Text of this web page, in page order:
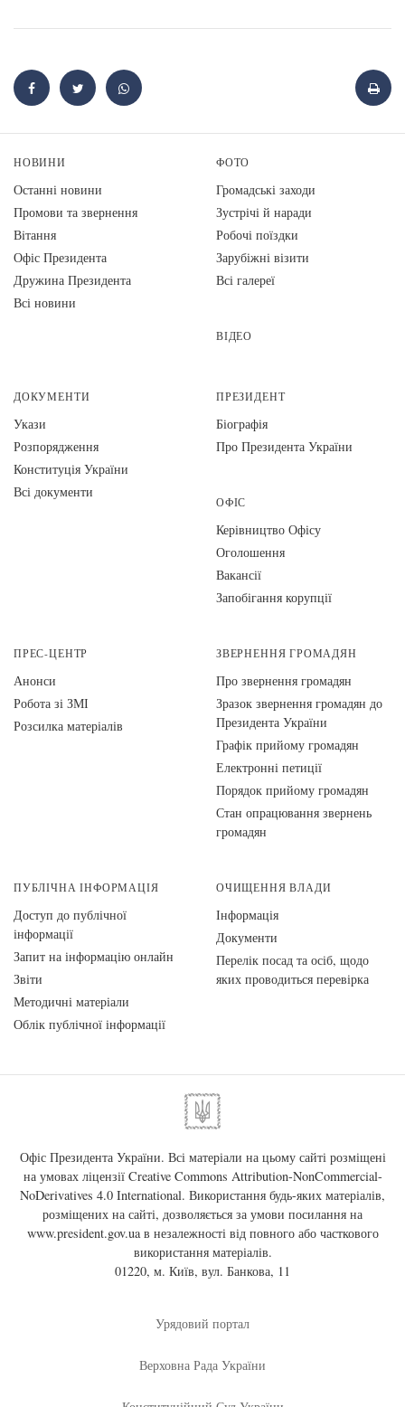
НОВИНИ
Останні новини
Промови та звернення
Вiтання
Офіс Президента
Дружина Президента
Всі новини
ФОТО
Громадські заходи
Зустрічі й наради
Робочі поїздки
Зарубіжні візити
Всі галереї
ВІДЕО
ДОКУМЕНТИ
Укази
Розпорядження
Конституція України
Всі документи
ПРЕЗИДЕНТ
Біографія
Про Президента України
ОФІС
Керівництво Офісу
Оголошення
Вакансії
Запобігання корупції
ПРЕС-ЦЕНТР
Анонси
Робота зі ЗМІ
Розсилка матеріалів
ЗВЕРНЕННЯ ГРОМАДЯН
Про звернення громадян
Зразок звернення громадян до
Президента України
Графік прийому громадян
Електронні петиції
Порядок прийому громадян
Стан опрацювання звернень
громадян
ПУБЛІЧНА ІНФОРМАЦІЯ
Доступ до публічної
інформації
Запит на інформацію онлайн
Звіти
Методичні матеріали
Облік публічної інформації
ОЧИЩЕННЯ ВЛАДИ
Інформація
Документи
Перелік посад та осіб, щодо
яких проводиться перевірка
Офіс Президента України. Всі матеріали на цьому сайті розміщені
на умовах ліцензії Creative Commons Attribution-NonCommercial-
NoDerivatives 4.0 International. Використання будь-яких матеріалів,
розміщених на сайті, дозволяється за умови посилання на
www.president.gov.uaв незалежності від повного або часткового
використання матеріалів.
01220, м. Київ, вул. Банкова, 11
Урядовий портал
Верховна Рада України